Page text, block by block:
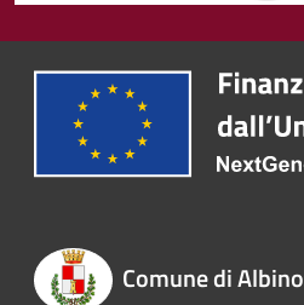
Comune di Albino